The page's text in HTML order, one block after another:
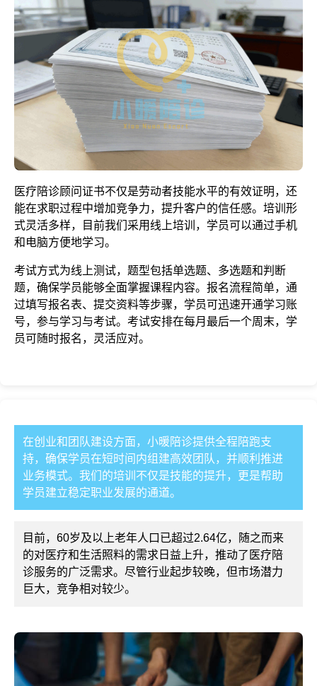
医疗陪诊顾问证书不仅是劳动者技能水平的有效证明，还
能在求职过程中增加竞争力，提升客户的信任感。培训形
式灵活多样，目前我们采用线上培训，学员可以通过手机
和电脑方便地学习。
考试方式为线上测试，题型包括单选题、多选题和判断
题，确保学员能够全面掌握课程内容。报名流程简单，通
过填写报名表、提交资料等步骤，学员可迅速开通学习账
号，参与学习与考试。考试安排在每月最后一个周末，学
员可随时报名，灵活应对。
在创业和团队建设方面，小暖陪诊提供全程陪跑支
持，确保学员在短时间内组建高效团队，并顺利推进
业务模式。我们的培训不仅是技能的提升，更是帮助
学员建立稳定职业发展的通道。
目前，60岁及以上老年人口已超过2.64亿，随之而来
的对医疗和生活照料的需求日益上升，推动了医疗陪
诊服务的广泛需求。尽管行业起步较晚，但市场潜力
巨大，竞争相对较少。